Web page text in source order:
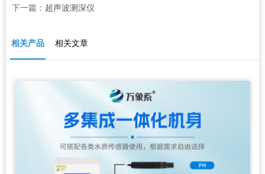
下一篇： 超声波测深仪
相关产品 相关文章